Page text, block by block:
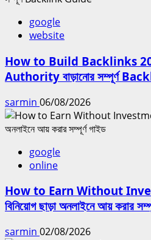
google
website
How to Build Backlinks
Authority বাড়ানোর সম্পূর্ণ
sarmin 06/08/2026
google
online
How to Earn Without
বিনিয়োগ ছাড়া অনলাইনে আয় করার
sarmin 02/08/2026